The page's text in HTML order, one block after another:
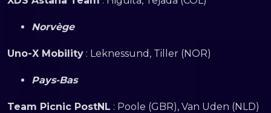
Norvège
Uno-X Mobility : Leknessund, Tiller (NOR)
Pays-Bas
Team Picnic PostNL : Poole (GBR), Van Uden (NLD)